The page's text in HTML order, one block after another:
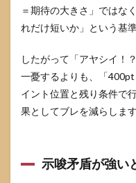
う実
順
5.1
ルで
使う
判断
フロ
続行
＝期待の大きさ」ではな
れだけ短いか」という基
したがって「アヤシイ！
一憂するよりも、「
イント位置と残り条件で
果としてブレを減らします
示唆矛盾が強い